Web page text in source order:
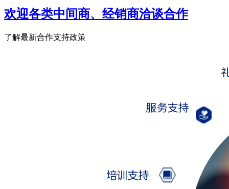
欢迎各类中间商、经销商洽谈合作
了解最新合作支持政策